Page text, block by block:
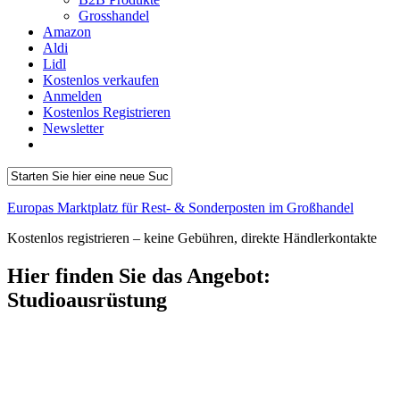
Grosshandel
Amazon
Aldi
Lidl
Kostenlos verkaufen
Anmelden
Kostenlos Registrieren
Newsletter
Europas Marktplatz für Rest- & Sonderposten im Großhandel
Kostenlos registrieren – keine Gebühren, direkte Händlerkontakte
Hier finden Sie das Angebot:
Studioausrüstung